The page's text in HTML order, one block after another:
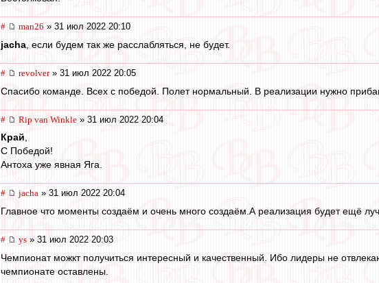
# man26 » 31 июл 2022 20:10
jacha , если будем так же расслабляться, не будет.
# revolver» 31 июл 2022 20:05
Спасибо команде. Всех с победой. Полет нормальный. В реализации нужно
# Rip van Winkle » 31 июл 2022 20:04
Край,
С Победой!
Антоха уже явная Яга.
# jacha » 31 июл 2022 20:04
Главное что моменты создаём и очень много создаём.А реализация будет ещё
# ys » 31 июл 2022 20:03
Чемпионат можкт получиться интересный и качественный. Ибо лидеры не
чемпионате оставлены.